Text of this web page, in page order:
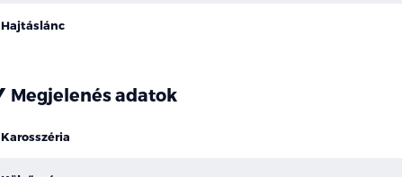
Hajtáslánc
Megjelenés adatok
Karosszéria